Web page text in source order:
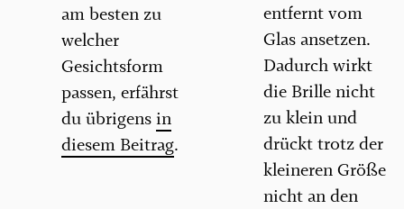
am besten zu
welcher
Gesichtsform
passen, erfährst
du übrigens in
diesem Beitrag.
entfernt vom
Glas ansetzen.
Dadurch wirkt
die Brille nicht
zu klein und
drückt trotz der
kleineren Größe
nicht an den